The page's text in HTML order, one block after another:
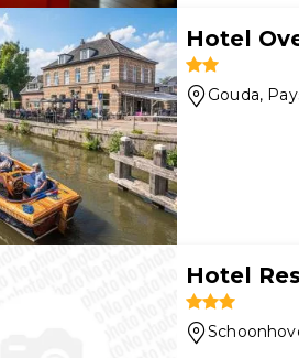
Hotel
Gouda,
Hotel